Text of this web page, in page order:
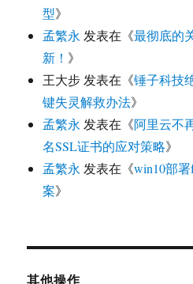
型》
孟繁永 发表在《最彻底的
新！ 》
王大步 发表在《锤子科技
键失灵解救办法》
孟繁永 发表在《阿里云不
名SSL证书的应对策略》
孟繁永 发表在《win10部
案》
其他操作